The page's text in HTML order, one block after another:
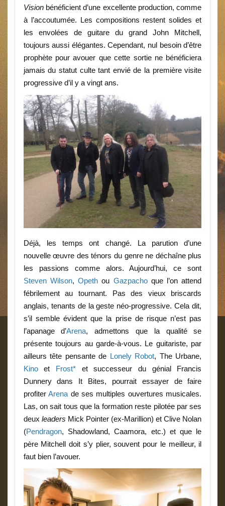
Visionbénéficient d’une excellente production, comme
à l’accoutumée. Les compositions restent solides et
les envolées de guitare du grand John Mitchell,
toujours aussi élégantes. Cependant, nul besoin d’être
prophète pour avouer que cette sortie ne bénéficiera
jamais du statut culte tant envié de la première visite
progressive d’il y a vingt ans.
Déjà, les temps ont changé. La parution d’une
nouvelle œuvre des ténors du genre ne déchaîne plus
les passions comme alors. Aujourd’hui, ce sont
Steven Wilson,Opeth ou Gazpachoque l’on attend
fébrilement au tournant. Pas des vieux briscards
anglais, tenants de la geste néo-progressive. Cela dit,
s’il semble évident que la prise de risque n’est pas
l’apanage d’Arena, admettons que la qualité se
présente toujours au garde-à-vous. Le guitariste, par
ailleurs tête pensante de Lonely Robot, The Urbane,
Kinoet Frost*et successeur du génial Francis
Dunnery dans It Bites, pourrait essayer de faire
profiterArena de ses multiples ouvertures musicales.
Las, on sait tous que la formation reste pilotée par ses
deux leaders Mick Pointer (ex-Marillion) et Clive Nolan
(Pendragon, Shadowland, Caamora, etc.) et que le
père Mitchell doit s’y plier, souvent pour le meilleur, il
faut bien l’avouer.